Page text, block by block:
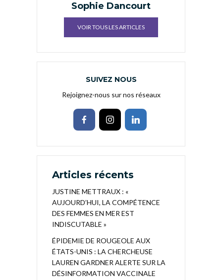
Sophie Dancourt
VOIR TOUS LES ARTICLES
SUIVEZ NOUS
Rejoignez-nous sur nos réseaux
Articles récents
JUSTINE METTRAUX : «
AUJOURD’HUI, LA COMPÉTENCE
DES FEMMES EN MER EST
INDISCUTABLE »
ÉPIDEMIE DE ROUGEOLE AUX
ÉTATS-UNIS : LA CHERCHEUSE
LAUREN GARDNER ALERTE SUR LA
DÉSINFORMATION VACCINALE